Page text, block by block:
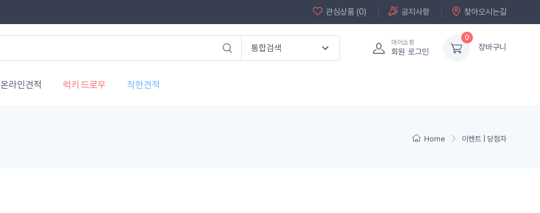
관심상품 (0) 공지사항 찾아오시는길
마이쇼핑
회원 로그인
0
장바구니
온라인견적 럭키 드로우 착한견적
Home 이벤트 | 당첨자